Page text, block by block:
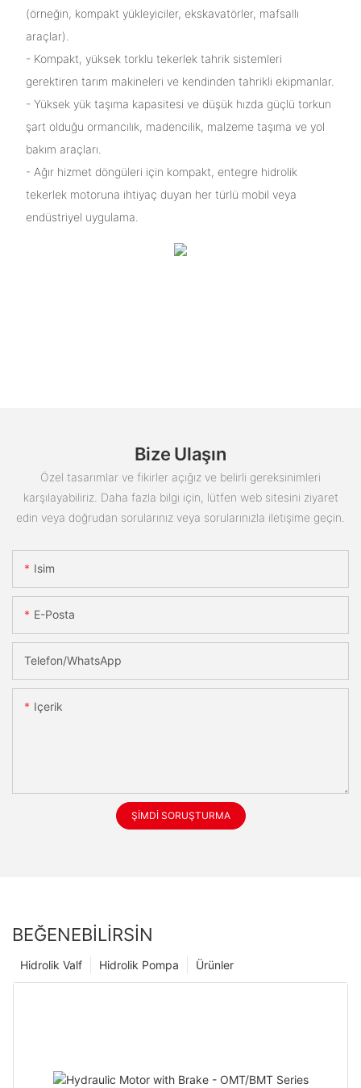
(örneğin, kompakt yükleyiciler, ekskavatörler, mafsallı
araçlar).
- Kompakt, yüksek torklu tekerlek tahrik sistemleri
gerektiren tarım makineleri ve kendinden tahrikli ekipmanlar.
- Yüksek yük taşıma kapasitesi ve düşük hızda güçlü torkun
şart olduğu ormancılık, madencilik, malzeme taşıma ve yol
bakım araçları.
- Ağır hizmet döngüleri için kompakt, entegre hidrolik
tekerlek motoruna ihtiyaç duyan her türlü mobil veya
endüstriyel uygulama.
Bize Ulaşın
Özel tasarımlar ve fikirler açığız ve belirli gereksinimleri
karşılayabiliriz. Daha fazla bilgi için, lütfen web sitesini ziyaret
edin veya doğrudan sorularınız veya sorularınızla iletişime geçin.
Isim
E-Posta
Telefon/WhatsApp
Içerik
ŞIMDI SORUŞTURMA
BEĞENEBILIRSIN
Ürünler
Hidrolik Pompa
Hidrolik Valf